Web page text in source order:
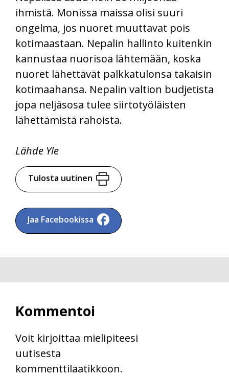
ihmistä. Monissa maissa olisi suuri
ongelma, jos nuoret muuttavat pois
kotimaastaan. Nepalin hallinto kuitenkin
kannustaa nuorisoa lähtemään, koska
nuoret lähettävät palkkatulonsa takaisin
kotimaahansa. Nepalin valtion budjetista
jopa neljäsosa tulee siirtotyöläisten
lähettämistä rahoista.
Lähde Yle
Tulosta uutinen
Jaa Facebookissa
Kommentoi
Voit kirjoittaa mielipiteesi
uutisesta
kommenttilaatikkoon.